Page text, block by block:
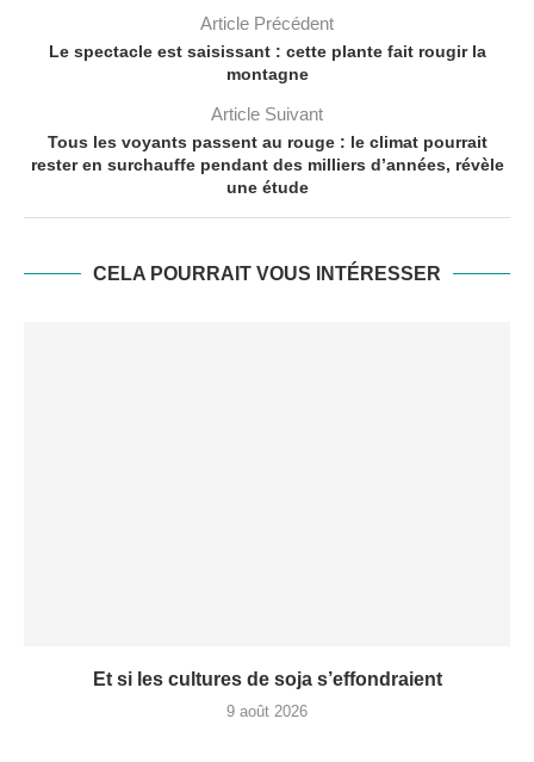
Article Précédent
Le spectacle est saisissant : cette plante fait rougir la
montagne
Article Suivant
Tous les voyants passent au rouge : le climat pourrait
rester en surchauffe pendant des milliers d’années, révèle
une étude
CELA POURRAIT VOUS INTÉRESSER
Et si les cultures de soja s’effondraient
9 août 2026